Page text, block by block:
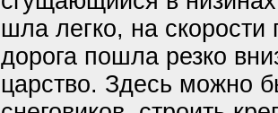
шла легко, на скорости
дорога пошла резко
царство. Здесь можно